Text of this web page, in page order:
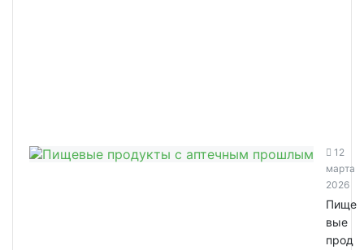
12
марта
2026
Пище
вые
прод